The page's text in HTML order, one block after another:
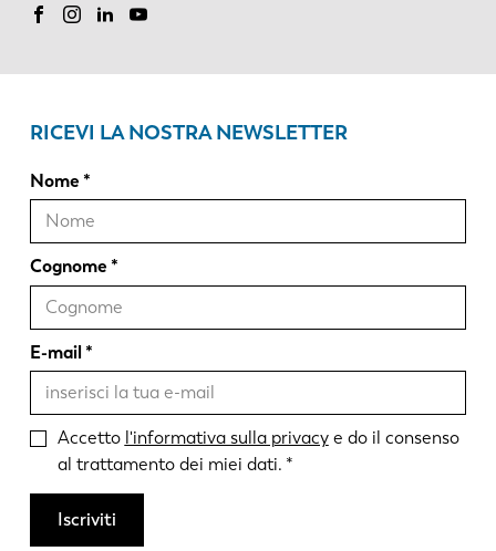
RICEVI LA NOSTRA NEWSLETTER
Nome
Cognome
E-mail
Accetto l'informativa sulla privacye do il consenso
al trattamento dei miei dati.
Iscriviti